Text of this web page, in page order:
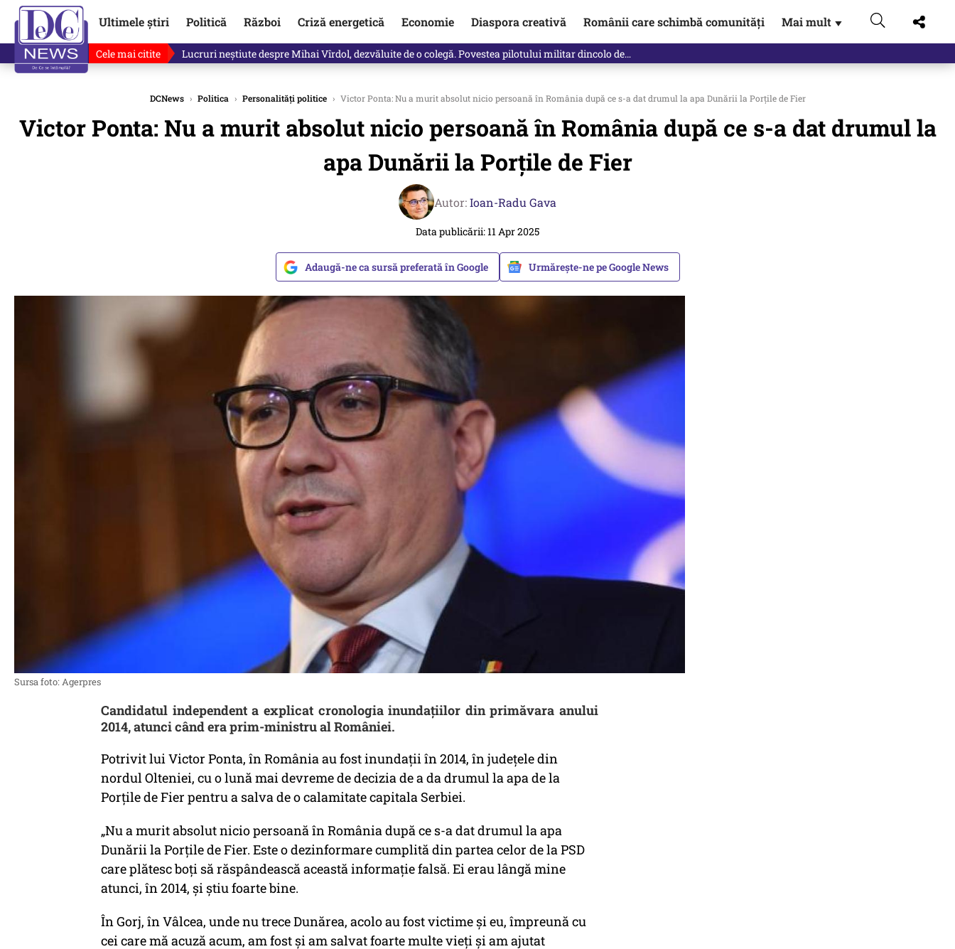
Ultimele știri Politică Război Criză energetică Economie Diaspora creativă Românii care schimbă comunități Mai mult ▼
Cele mai citite Lucruri neștiute despre Mihai Vîrdol, dezvăluite de o colegă. Povestea pilotului militar dincolo de…
DCNews › Politica › Personalități politice › Victor Ponta: Nu a murit absolut nicio persoană în România după ce s-a dat drumul la apa Dunării la Porțile de Fier
Victor Ponta: Nu a murit absolut nicio persoană în România după ce s-a dat drumul la
apa Dunării la Porțile de Fier
Autor:Ioan-Radu Gava
Data publicării: 11 Apr 2025
Adaugă-ne ca sursă preferată în Google Urmărește-ne pe Google News
Sursa foto: Agerpres
Candidatul independent a explicat cronologia inundațiilor din primăvara anului
2014, atunci când era prim-ministru al României.
Potrivit lui Victor Ponta, în România au fost inundații în 2014, în județele din
nordul Olteniei, cu o lună mai devreme de decizia de a da drumul la apa de la
Porțile de Fier pentru a salva de o calamitate capitala Serbiei.
„Nu a murit absolut nicio persoană în România după ce s-a dat drumul la apa
Dunării la Porțile de Fier. Este o dezinformare cumplită din partea celor de la PSD
care plătesc boți să răspândească această informație falsă. Ei erau lângă mine
atunci, în 2014, și știu foarte bine.
În Gorj, în Vâlcea, unde nu trece Dunărea, acolo au fost victime și eu, împreună cu
cei care mă acuză acum, am fost și am salvat foarte multe vieți și am ajutat